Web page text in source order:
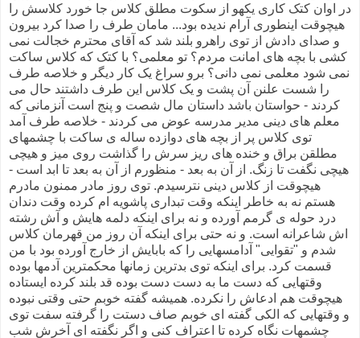
در اوان کتک کاری یکهو از سکوت مطلق کلاس جا خورد کلاسش را
هیچوقت اینطوری آرام ندیده بود... مامان طرف را صدا کرد بیرون
و صدای دادش از توی راهرو بلند شد که آقای محترم خجالت نمی
کشی با بچه های امانت مردم؟ تو معلمی؟ با کتک که کلاس ساکت
نمی شود معلمی نمی دانی؟ برو سراغ یک کار دیگر و خلاصه طرف
را شست علنن آن پشت و یک کلاس این طرف داشتند حال می
کردند - حواستان باشد داستان مال شصت و پنج است آنزمانی که
معلم های دینی مدیر مدرسه عوض می کردند - خلاصه طرف آمد
توی کلاس پر از بچه های دوازده ساله ی ساکت با چشمهای
مطلقن براق و خنده های ریز سرش را گذاشت روی میز و هیچی
هیچی نگفت تا زنگ. از آن به بعد - منظورم از آن به بعد تا ابد است -
هیچوقت از کلاس دینی نترسیدم. توی روز مادر ممنون مادرم
هستم نه به خاطر اینکه وقت تبداری پاشویه ام کرده وقت دندان
درد حوله ی گرمم آورده و نه برای اینکه دلمه هایش و آش رشته
اش شاعرانه است. و نه حتی برای اینکه آن روز من قهرمان کلاس
شدم و "تقوایی" آدامسهایی را که بابایش از خارج آورده بود با من
قسمت کرد. برای اینکه توی بدترین زمانها محکمترین آدمها بوده
وقتهایی که دست ما به دست دست بوده قد بلند کرده ایستاده
هیچوقت هم ادعاش را نکرده. همیشه گفته خوبم حتی وقتی نبوده
و وقتهایی که الکی گفته ای خوبم صاف دستت را گرفته سفت توی
چشمهات نگاه کرده تا اعتراف کنی و اگر نگفته ای آخرش شب